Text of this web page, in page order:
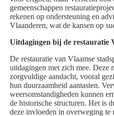
gemeenschappen
rekenen op ondersteuning en
Vlaanderen, wat de kansen op
Uitdagingen bij de restauratie
De restauratie van Vlaamse
uitdagingen met zich mee. Deze
zorgvuldige aandacht, vooral
hun duurzaamheid aantasten.
weersomstandigheden kunnen
de historische structuren. Het is
deze invloeden in overweging te